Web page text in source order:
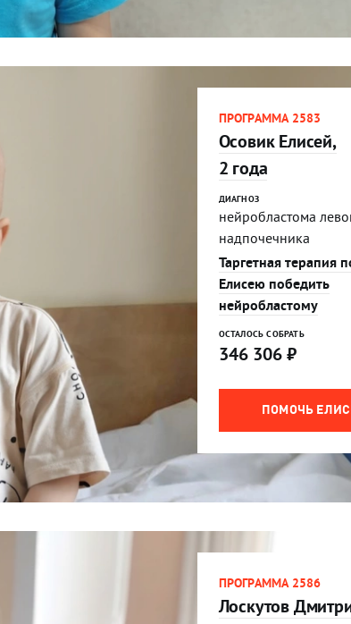
ПРОГРАММА 2583
Осовик Елисей,
2 года
ДИАГНОЗ
нейробластома
надпочечника
Таргетная терапия
Елисею победить
нейробластому
ОСТАЛОСЬ СОБРАТЬ
346 306₽
ПОМОЧЬ
ПРОГРАММА 2586
Лоскутов